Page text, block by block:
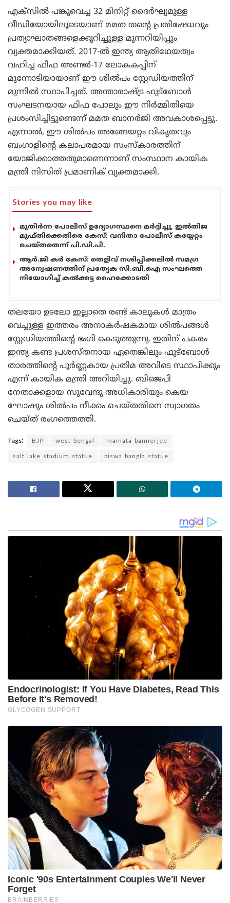
എക്സിൽ പങ്കുവെച്ച 32 മിനിറ്റ് ദൈർഘ്യമുള്ള
വീഡിയോയിലൂടെയാണ് മമത തന്റെ പ്രതിഷേധവും
പ്രത്യാഘാതങ്ങളെക്കുറിച്ചുള്ള മുന്നറിയിപ്പും
വ്യക്തമാക്കിയത്. ​2017-ൽ ഇന്ത്യ ആതിഥേയത്വം
വഹിച്ച ഫിഫ അണ്ടർ-17 ലോകകപ്പിന്
മുന്നോടിയായാണ് ഈ ശിൽപം സ്റ്റേഡിയത്തിന്
മുന്നിൽ സ്ഥാപിച്ചത്. അന്താരാഷ്ട്ര ഫുട്ബോൾ
സംഘടനയായ ഫിഫ പോലും ഈ നിർമ്മിതിയെ
പ്രശംസിച്ചിട്ടുണ്ടെന്ന് മമത ബാനർജി അവകാശപ്പെട്ടു.
​എന്നാൽ, ഈ ശിൽപം അങ്ങേയറ്റം വികൃതവും
ബംഗാളിന്റെ കലാപരമായ സംസ്കാരത്തിന്
യോജിക്കാത്തതുമാണെന്നാണ് സംസ്ഥാന കായിക
മന്ത്രി നിസിത് പ്രമാണിക് വ്യക്തമാക്കി.
Stories you may like
മുതിർന്ന പോലീസ് ഉദ്യോഗസ്ഥനെ മർദ്ദിച്ചു, ഇൽതിജ
മുഫ്തിക്കെതിരെ കേസ്: വനിതാ പോലീസ് കയ്യേറ്റം
ചെയ്തതെന്ന് പി.ഡി.പി.
ആർ.ജി കർ കേസ്: തെളിവ് നശിപ്പിക്കലിൽ സമഗ്ര
അന്വേഷണത്തിന് പ്രത്യേക സി.ബി.ഐ സംഘത്തെ
നിയോഗിച്ച് കൽക്കട്ട ഹൈക്കോടതി
തലയോ ഉടലോ ഇല്ലാതെ രണ്ട് കാലുകൾ മാത്രം
വെച്ചുള്ള ഇത്തരം അനാകർഷകമായ ശിൽപങ്ങൾ
സ്റ്റേഡിയത്തിന്റെ ഭംഗി കെടുത്തുന്നു. ഇതിന് പകരം
ഇന്ത്യ കണ്ട പ്രശസ്തനായ ഏതെങ്കിലും ഫുട്ബോൾ
താരത്തിന്റെ പൂർണ്ണകായ പ്രതിമ അവിടെ സ്ഥാപിക്കും
എന്ന് കായിക മന്ത്രി അറിയിച്ചു. ബിജെപി
നേതാക്കളായ സുവേന്ദു അധികാരിയും കെയ
ഘോഷും ശിൽപം നീക്കം ചെയ്തതിനെ സ്വാഗതം
ചെയ്ത് രംഗത്തെത്തി.
Tags: BJP west bengal
mamata bannerjee
salt lake stadium statue
biswa bangla statue